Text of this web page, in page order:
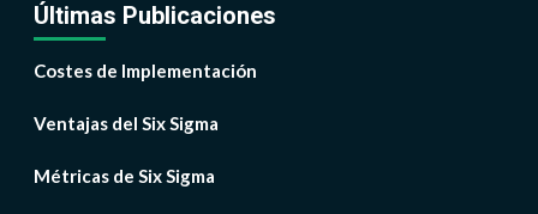
Últimas Publicaciones
Costes de Implementación
Ventajas del Six Sigma
Métricas de Six Sigma